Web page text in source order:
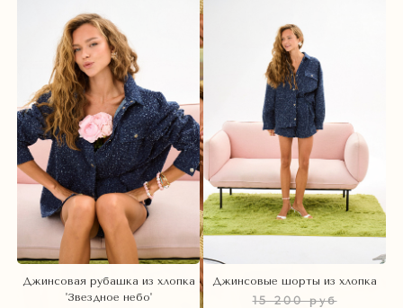
Джинсовая рубашка из хлопка
'Звездное небо'
Джинсовые шорты из хлопка
15 200 руб